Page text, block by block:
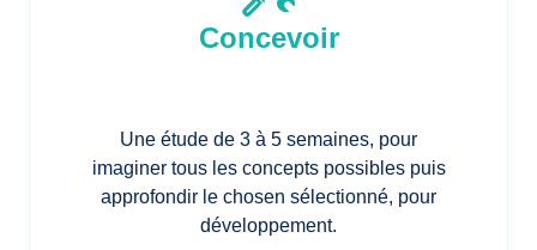
Concevoir
Une étude de 3 à 5 semaines, pour
imaginer tous les concepts possibles puis
approfondir le chosen sélectionné, pour
développement.